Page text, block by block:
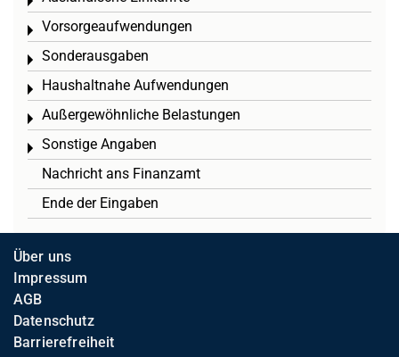
Vorsorgeaufwendungen
Toggle menu
Sonderausgaben
Toggle menu
Haushaltnahe Aufwendungen
Toggle menu
Außergewöhnliche Belastungen
Toggle menu
Sonstige Angaben
Toggle menu
Nachricht ans Finanzamt
Ende der Eingaben
Über uns
Impressum
AGB
Datenschutz
Barrierefreiheit